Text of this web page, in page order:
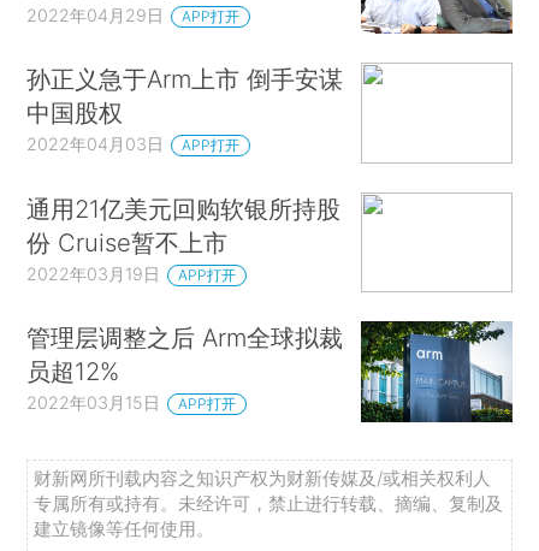
2022年04月29日 APP打开
孙正义急于Arm上市 倒手安谋
中国股权
2022年04月03日 APP打开
通用21亿美元回购软银所持股
份 Cruise暂不上市
2022年03月19日 APP打开
管理层调整之后 Arm全球拟裁
员超12%
2022年03月15日 APP打开
财新网所刊载内容之知识产权为财新传媒及/或相关权利人
专属所有或持有。未经许可，禁止进行转载、摘编、复制及
建立镜像等任何使用。